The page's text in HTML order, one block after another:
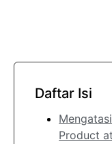
Daftar Isi
Product